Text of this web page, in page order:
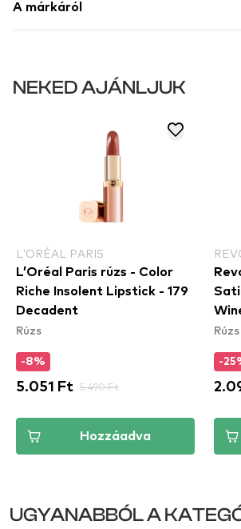
A márkáról
NEKED AJÁNLJUK
L’ORÉAL PARIS
L’Oréal Paris rúzs - Color
Riche Insolent Lipstick - 179
Decadent
Rúzs
-8%
5.051 Ft 5.490 Ft
Hozzáadva
Rúzs
-
UGYANABBÓL A